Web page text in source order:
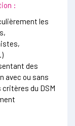
:
les
des
avec ou sans
du DSM